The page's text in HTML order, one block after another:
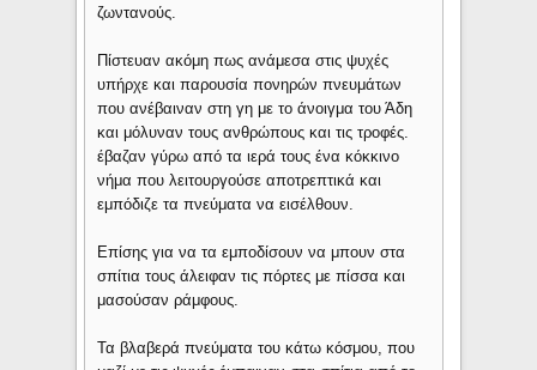
ζωντανούς.
Πίστευαν ακόμη πως ανάμεσα στις ψυχές
υπήρχε και παρουσία πονηρών πνευμάτων
που ανέβαιναν στη γη με το άνοιγμα του Άδη
και μόλυναν τους ανθρώπους και τις τροφές.
έβαζαν γύρω από τα ιερά τους ένα κόκκινο
νήμα που λειτουργούσε αποτρεπτικά και
εμπόδιζε τα πνεύματα να εισέλθουν.
Επίσης για να τα εμποδίσουν να μπουν στα
σπίτια τους άλειφαν τις πόρτες με πίσσα και
μασούσαν ράμφους.
Τα βλαβερά πνεύματα του κάτω κόσμου, που